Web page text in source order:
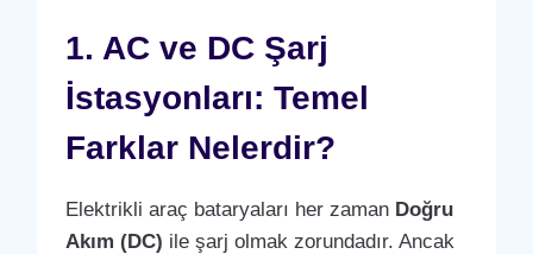
1. AC ve DC Şarj
İstasyonları: Temel
Farklar Nelerdir?
Elektrikli araç bataryaları her zaman Doğru
Akım (DC) ile şarj olmak zorundadır. Ancak